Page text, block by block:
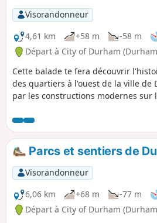
Visorandonneur
4,61 km
+58 m -58 m
Départ à City of Durham
Cette balade te fera découvrir
des quartiers à l'ouest de la ville de
par les constructions modernes sur
lotissements d'après-guerre pour
plus anciennes rues de Durham et
d'une chapelle du XIIIe siècle.
Parcs et sentiers de
Visorandonneur
6,06 km
+68 m -77 m
Départ à City of Durham